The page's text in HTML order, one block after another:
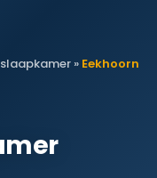
slaapkamer » Eekhoorn